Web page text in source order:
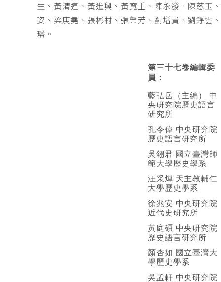
生、黃清連、黃進興、黃寬重、陳永發、陳慈玉
姿、梁庚堯、張彬村、張榮芳、劉增貴、劉錚雲
璠。
第三十七卷編輯委
員：
藍弘岳（主編） 中
央研究院歷史語言
研究所
孔令偉 中央研究院
歷史語言研究所
吳翎君 國立臺灣師
範大學歷史學系
汪采燁 天主教輔仁
大學歷史學系
徐兆安 中央研究院
近代史研究所
黃庭碩 中央研究院
歷史語言研究所
顏杏如 國立臺灣大
學歷史學系
吳孟軒 中央研究院